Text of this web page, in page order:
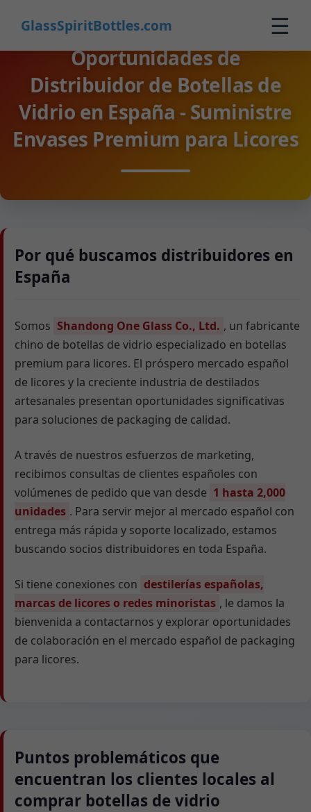
GlassSpiritBottles.com ☰
Inicio
Productos
Personalizado
Oportunidades de
Distribuidor de Botellas de
Vidrio en España - Suministre
Envases Premium para Licores
Por qué buscamos distribuidores en
España
Somos Shandong One Glass Co., Ltd. , un fabricante
chino de botellas de vidrio especializado en botellas
premium para licores. El próspero mercado español
de licores y la creciente industria de destilados
artesanales presentan oportunidades significativas
para soluciones de packaging de calidad.
A través de nuestros esfuerzos de marketing,
recibimos consultas de clientes españoles con
volúmenes de pedido que van desde 1 hasta 2,000
unidades . Para servir mejor al mercado español con
entrega más rápida y soporte localizado, estamos
buscando socios distribuidores en toda España.
Si tiene conexiones con destilerías españolas,
marcas de licores o redes minoristas , le damos la
bienvenida a contactarnos y explorar oportunidades
de colaboración en el mercado español de packaging
para licores.
Puntos problemáticos que
encuentran los clientes locales al
comprar botellas de vidrio